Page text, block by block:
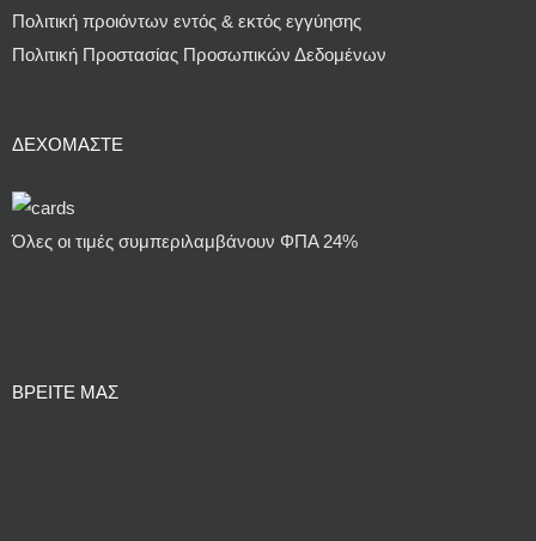
Πολιτική προιόντων εντός & εκτός εγγύησης
Πολιτική Προστασίας Προσωπικών Δεδομένων
ΔΕΧΌΜΑΣΤΕ
Όλες οι τιμές συμπεριλαμβάνουν ΦΠΑ 24%
ΒΡΕΙΤΕ ΜΑΣ